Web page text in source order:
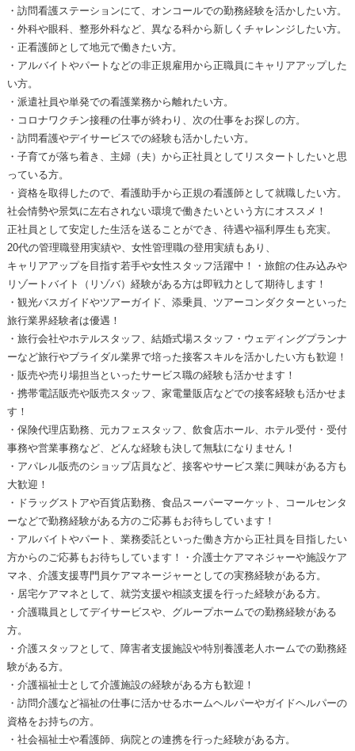
・訪問看護ステーションにて、オンコールでの勤務経験を活かしたい方。
・外科や眼科、整形外科など、異なる科から新しくチャレンジしたい方。
・正看護師として地元で働きたい方。
・アルバイトやパートなどの非正規雇用から正職員にキャリアアップした
い方。
・派遣社員や単発での看護業務から離れたい方。
・コロナワクチン接種の仕事が終わり、次の仕事をお探しの方。
・訪問看護やデイサービスでの経験も活かしたい方。
・子育てが落ち着き、主婦（夫）から正社員としてリスタートしたいと思
っている方。
・資格を取得したので、看護助手から正規の看護師として就職したい方。
社会情勢や景気に左右されない環境で働きたいという方にオススメ！
正社員として安定した生活を送ることができ、待遇や福利厚生も充実。
20代の管理職登用実績や、女性管理職の登用実績もあり、
キャリアアップを目指す若手や女性スタッフ活躍中！・旅館の住み込みや
リゾートバイト（リゾバ）経験がある方は即戦力として期待します！
・観光バスガイドやツアーガイド、添乗員、ツアーコンダクターといった
旅行業界経験者は優遇！
・旅行会社やホテルスタッフ、結婚式場スタッフ・ウェディングプランナ
ーなど旅行やブライダル業界で培った接客スキルを活かしたい方も歓迎！
・販売や売り場担当といったサービス職の経験も活かせます！
・携帯電話販売や販売スタッフ、家電量販店などでの接客経験も活かせま
す！
・保険代理店勤務、元カフェスタッフ、飲食店ホール、ホテル受付・受付
事務や営業事務など、どんな経験も決して無駄になりません！
・アパレル販売のショップ店員など、接客やサービス業に興味がある方も
大歓迎！
・ドラッグストアや百貨店勤務、食品スーパーマーケット、コールセンタ
ーなどで勤務経験がある方のご応募もお待ちしています！
・アルバイトやパート、業務委託といった働き方から正社員を目指したい
方からのご応募もお待ちしています！・介護士ケアマネジャーや施設ケア
マネ、介護支援専門員ケアマネージャーとしての実務経験がある方。
・居宅ケアマネとして、就労支援や相談支援を行った経験がある方。
・介護職員としてデイサービスや、グループホームでの勤務経験がある
方。
・介護スタッフとして、障害者支援施設や特別養護老人ホームでの勤務経
験がある方。
・介護福祉士として介護施設の経験がある方も歓迎！
・訪問介護など福祉の仕事に活かせるホームヘルパーやガイドヘルパーの
資格をお持ちの方。
・社会福祉士や看護師、病院との連携を行った経験がある方。